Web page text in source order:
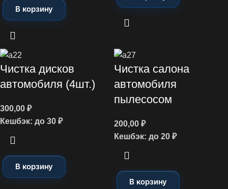
В корзину
Чистка дисков
автомобиля (4шт.)
300,00 ₽
Кешбэк: до 30 ₽
В корзину
Чистка салона
автомобиля
пылесосом
200,00 ₽
Кешбэк: до 20 ₽
В корзину